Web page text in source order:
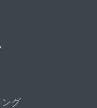
ング